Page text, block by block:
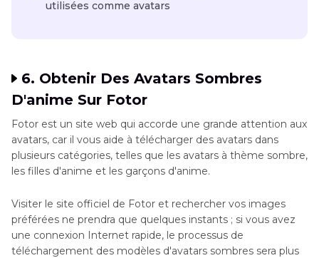
utilisées comme avatars
6. Obtenir Des Avatars Sombres
D'anime Sur Fotor
Fotor est un site web qui accorde une grande attention aux
avatars, car il vous aide à télécharger des avatars dans
plusieurs catégories, telles que les avatars à thème sombre,
les filles d'anime et les garçons d'anime.
Visiter le site officiel de Fotor et rechercher vos images
préférées ne prendra que quelques instants ; si vous avez
une connexion Internet rapide, le processus de
téléchargement des modèles d'avatars sombres sera plus